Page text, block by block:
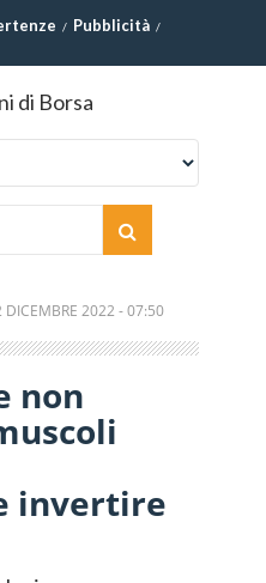
Pubblicità
DICEMBRE 2022 - 07:50
non
invertire